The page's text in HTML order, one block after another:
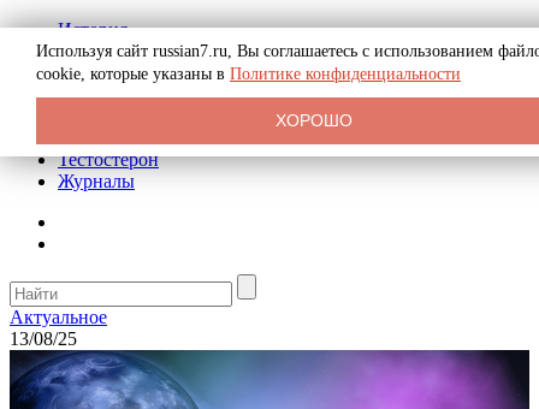
История
Биография
Криминал
Реклама на сайте
Тестостерон
Журналы
Актуальное
13/08/25
Используя сайт russian7.ru, Вы соглашаетесь с использованием
cookie, которые указаны в Политике конфиденциальности
ХОРОШО